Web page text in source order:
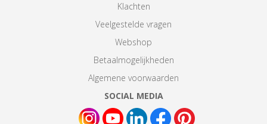
Klachten
Veelgestelde vragen
Webshop
Betaalmogelijkheden
Algemene voorwaarden
SOCIAL MEDIA